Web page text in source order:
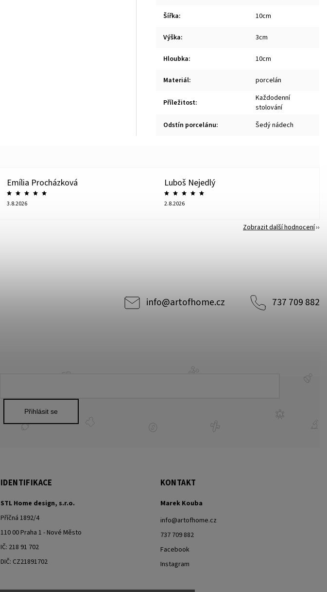
Šířka: 10cm
Výška: 3cm
Hloubka: 10cm
Materiál: porcelán
Příležitost:
Každodenní
stolování
Odstín porcelánu: Šedý nádech
Emília Procházková
3.8.2026
Luboš Nejedlý
2.8.2026
Zobrazit další hodnocení
info@artofhome.cz 737 709 882
Přihlásit se
IDENTIFIKACE
STL Home design, s.r.o.
Příčná 1892/4
110 00 Praha 1 - Nové Město
IČ: 218 91 702
DIČ: CZ21891702
KONTAKT
Marek Kouba
info@artofhome.cz
737 709 882
Facebook
Instagram